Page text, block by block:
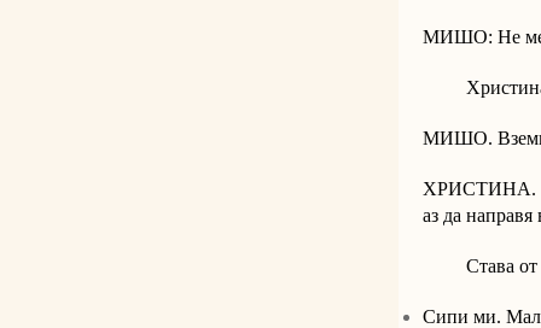
МИШО: Не ме
Христина
МИШО.
ХРИСТИНА.
аз да направя
Става от
Сипи ми.